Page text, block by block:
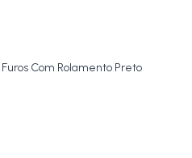
Com Rolamento Preto